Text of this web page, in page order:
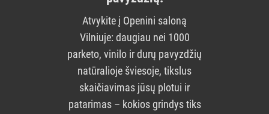
Atvykite į Openini saloną
Vilniuje: daugiau nei 1000
parketo, vinilo ir durų pavyzdžių
natūralioje šviesoje, tikslus
skaičiavimas jūsų plotui ir
patarimas – kokios grindys tiks